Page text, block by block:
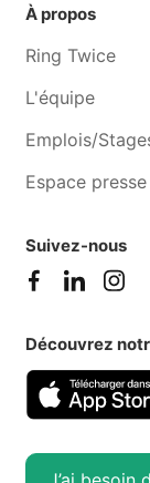
À propos
Ring Twice
L'équipe
Emplois/
Espace presse
Suivez-nous
Découvrez